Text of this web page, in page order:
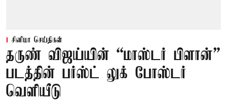
சினிமா செய்திகள்
தருண் விஜய்யின் “மாஸ்டர் பிளான்”
படத்தின் பர்ஸ்ட் லுக் போஸ்டர்
வெளியீடு